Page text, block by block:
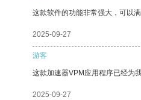
这款软件的功能非常强大，可以
2025-09-27
游客
这款加速器VPM应用程序已经为
2025-09-27